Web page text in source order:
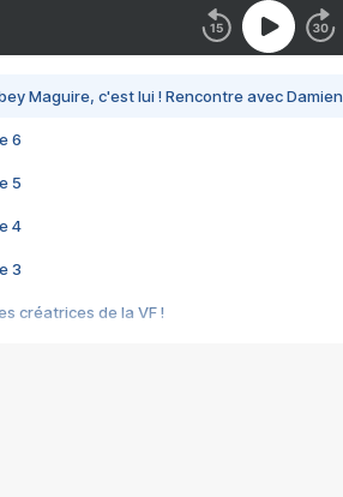
Maguire, c'est lui ! Rencontre avec
6
5
4
3
créatrices de la VF !